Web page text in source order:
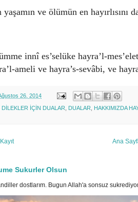
yaşamın ve ölümün en hayırlısını
innî es’selüke hayra’l-
ameli ve hayra’s-sevâbi, ve
26, 2014
DİLEKLER İÇİN DUALAR DUALAR HAKKIMIZDA
Ana
Sukurler Olsun
dostlarım. Bugun Allah'a sonsuz